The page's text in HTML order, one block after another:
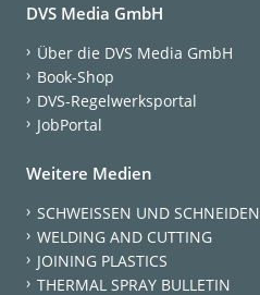
DVS Media GmbH
Über die DVS Media GmbH
Book-Shop
DVS-Regelwerksportal
JobPortal
Weitere Medien
SCHWEISSEN UND SCHNEIDEN
WELDING AND CUTTING
JOINING PLASTICS
THERMAL SPRAY BULLETIN